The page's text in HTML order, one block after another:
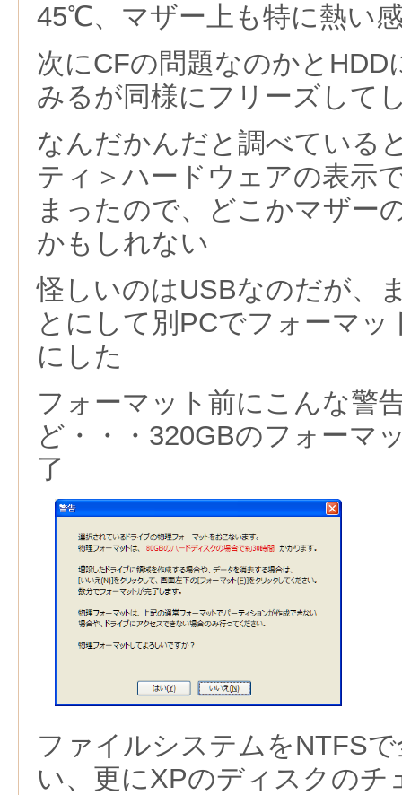
45℃、マザー上も特に熱い
次にCFの問題なのかと
みるが同様にフリーズして
なんだかんだと調べている
ティ＞ハードウェアの表示
まったので、どこかマザー
かもしれない
怪しいのはUSBなのだが、
とにして別PCでフォーマ
にした
フォーマット前にこんな警
ど・・・320GBのフォーマ
了
ファイルシステムをNTFS
い、更にXPのディスクのチ